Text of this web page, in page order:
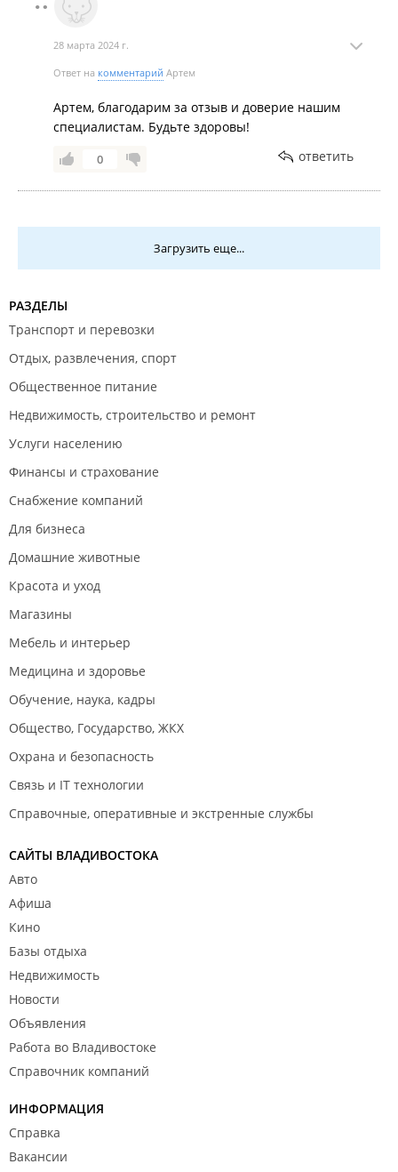
28 марта 2024 г.
Ответ на комментарий Артем
Артем, благодарим за отзыв и доверие нашим
специалистам. Будьте здоровы!
0 ответить
Загрузить еще...
РАЗДЕЛЫ
Транспорт и перевозки
Отдых, развлечения, спорт
Общественное питание
Недвижимость, строительство и ремонт
Услуги населению
Финансы и страхование
Снабжение компаний
Для бизнеса
Домашние животные
Красота и уход
Магазины
Мебель и интерьер
Медицина и здоровье
Обучение, наука, кадры
Общество, Государство, ЖКХ
Охрана и безопасность
Связь и IT технологии
Справочные, оперативные и экстренные службы
САЙТЫ ВЛАДИВОСТОКА
Авто
Афиша
Кино
Базы отдыха
Недвижимость
Новости
Объявления
Работа во Владивостоке
Справочник компаний
ИНФОРМАЦИЯ
Справка
Вакансии